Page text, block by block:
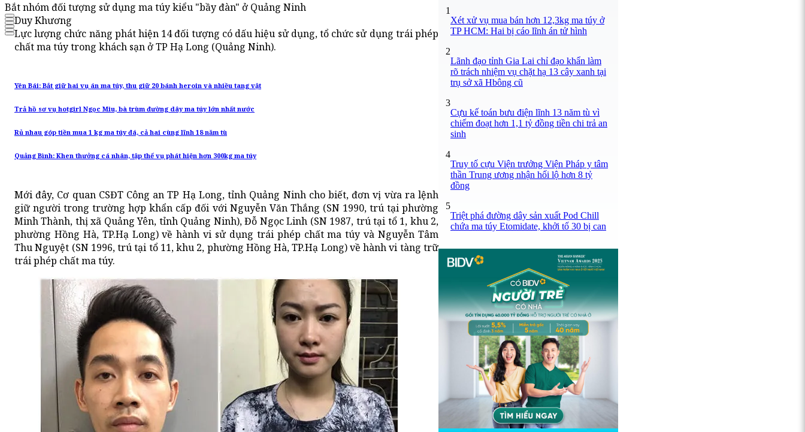
Bắt nhóm đối tượng sử dụng ma túy kiểu "bầy đàn" ở Quảng Ninh
Duy Khương
Lực lượng chức năng phát hiện 14 đối tượng có dấu hiệu sử dụng, tổ chức sử dụng trái phép
chất ma túy trong khách sạn ở TP Hạ Long (Quảng Ninh).
Yên Bái: Bắt giữ hai vụ án ma túy, thu giữ 20 bánh heroin và nhiều tang vật
Trả hồ sơ vụ hotgirl Ngọc Miu, bà trùm đường dây ma túy lớn nhất nước
Rủ nhau góp tiền mua 1 kg ma túy đá, cả hai cùng lĩnh 18 năm tù
Quảng Bình: Khen thưởng cá nhân, tập thể vụ phát hiện hơn 300kg ma túy
Mới đây, Cơ quan CSĐT Công an TP Hạ Long, tỉnh Quảng Ninh cho biết, đơn vị vừa ra lệnh
giữ người trong trường hợp khẩn cấp đối với Nguyễn Văn Thắng (SN 1990, trú tại phường
Minh Thành, thị xã Quảng Yên, tỉnh Quảng Ninh), Đỗ Ngọc Linh (SN 1987, trú tại tổ 1, khu 2,
phường Hồng Hà, TP.Hạ Long) về hành vi sử dụng trái phép chất ma túy và Nguyễn Tâm
Thu Nguyệt (SN 1996, trú tại tổ 11, khu 2, phường Hồng Hà, TP.Hạ Long) về hành vi tàng trữ
trái phép chất ma túy.
1
Xét xử vụ mua bán hơn 12,3kg ma túy ở
TP HCM: Hai bị cáo lĩnh án tử hình
2
Lãnh đạo tỉnh Gia Lai chỉ đạo khẩn làm
rõ trách nhiệm vụ chặt hạ 13 cây xanh tại
trụ sở xã Hbông cũ
3
Cựu kế toán bưu điện lĩnh 13 năm tù vì
chiếm đoạt hơn 1,1 tỷ đồng tiền chi trả an
sinh
4
Truy tố cựu Viện trưởng Viện Pháp y tâm
thần Trung ương nhận hối lộ hơn 8 tỷ
đồng
5
Triệt phá đường dây sản xuất Pod Chill
chứa ma túy Etomidate, khởi tố 30 bị can